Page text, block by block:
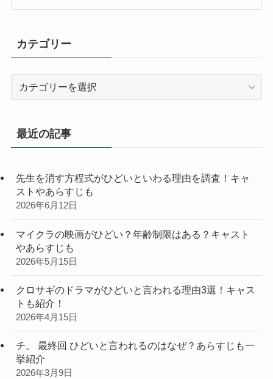
カテゴリー
リ
最近の記事
先生を消す方程式がひどいといわる理由を調査！キャ
ストやあらすじも
2026年6月12日
マイクラの映画がひどい？年齢制限はある？キャスト
やあらすじも
2026年5月15日
クロサギのドラマがひどいと言われる理由3選！キャス
トも紹介！
2026年4月15日
チ。 最終回 ひどいと言われるのはなぜ？あらすじも一
挙紹介
2026年3月9日